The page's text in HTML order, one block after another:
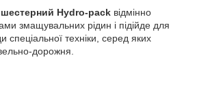
шестерний Hydro-pack відмінно
змащувальних рідин і підійде для
спеціальної техніки, серед яких
дорожня.